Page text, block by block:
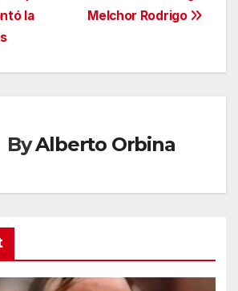
Melchor Rodrigo
la
ByAlberto Orbina